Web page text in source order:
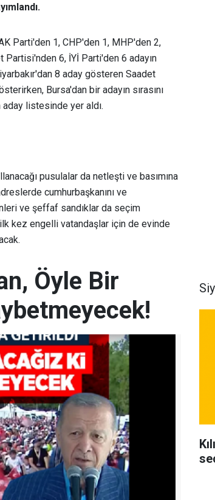
Parti'den 1, CHP'den 1, MHP'den 2,
Partisi'nden 6, İYİ Parti'den 6 adayın
8 aday gösteren Saadet
Bursa'dan bir adayın sırasını
listesinde yer aldı.
pusulalar da netleşti ve basımına
cumhurbaşkanını ve
ve şeffaf sandıklar da seçim
kez engelli vatandaşlar için de evinde
Öyle Bir